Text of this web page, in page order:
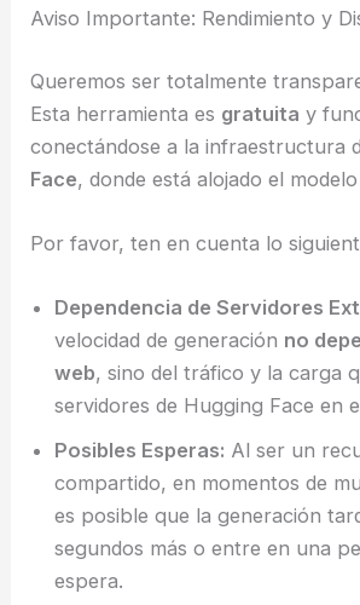
Aviso Importante: Rendimiento y
Queremos ser totalmente
Esta herramienta es gratuita y
conectándose a la infraestructura
Face, donde está alojado el
Por favor, ten en cuenta lo
Dependencia de Servidores
velocidad de generación no
web, sino del tráfico y la carga
servidores de Hugging Face en
Posibles Esperas: Al ser un
compartido, en momentos de
es posible que la generación
segundos más o entre en una
espera.